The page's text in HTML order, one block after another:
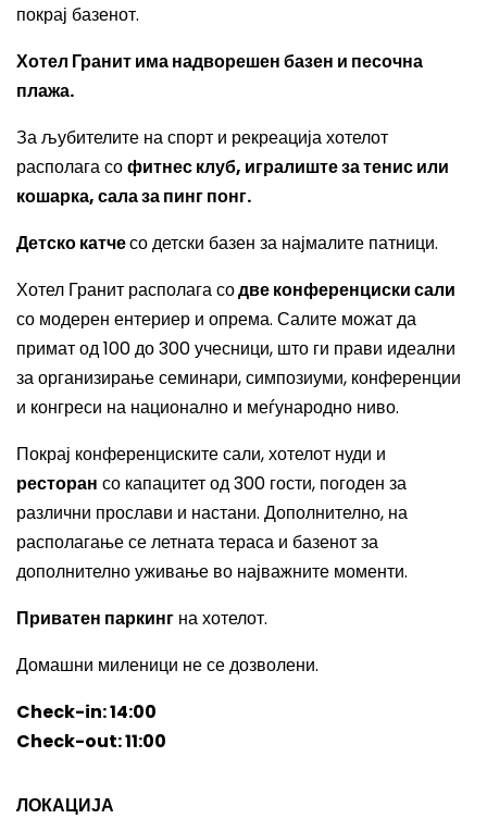
покрај базенот.
Хотел Гранит има надворешен базен и песочна
плажа.
За љубителите на спорт и рекреација хотелот
располага софитнес клуб, игралиште за тенис или
кошарка, сала за пинг понг.
Детско катчесо детски базен за најмалите патници.
Хотел Гранит располага содве конференциски сали
со модерен ентериер и опрема. Салите можат да
примат од 100 до 300 учесници, што ги прави идеални
за организирање семинари, симпозиуми, конференции
и конгреси на национално и меѓународно ниво.
Покрај конференциските сали, хотелот нуди и
ресторан со капацитет од 300 гости, погоден за
различни прослави и настани. Дополнително, на
располагање се летната тераса и базенот за
дополнително уживање во најважните моменти.
Приватен паркинг на хотелот.
Домашни миленици не се дозволени.
Check-in: 14:00
Check-out: 11:00
ЛОКАЦИЈА